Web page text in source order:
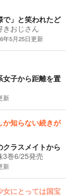
で」と笑われたど
きおじさん
年5月25日更新
女子から距離を置
新
か知らない続きが
ラスメイトから
3巻6/25発売
新
女にとっては国宝